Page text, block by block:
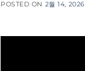
POSTED ON 2월 14, 2026